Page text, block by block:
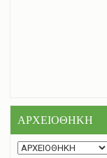
ΑΡΧΕΙΟΘΗΚΗ